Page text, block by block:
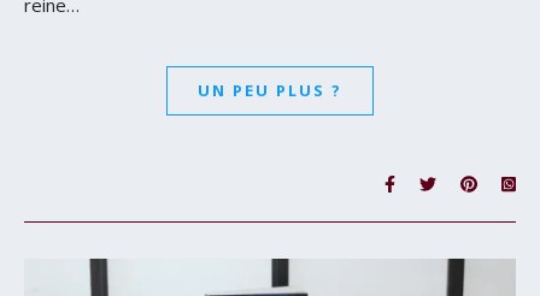
UN PEU PLUS ?